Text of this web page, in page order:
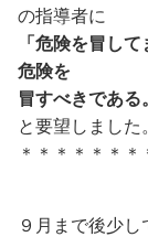
の指導者に
「危険を冒し
危険を
冒すべきである
と要望しました。
＊＊＊＊＊＊＊
９月まで後少し